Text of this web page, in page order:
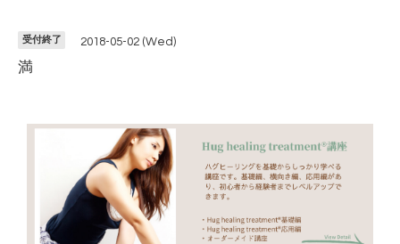
受付終了 2018-05-02 (Wed)
満